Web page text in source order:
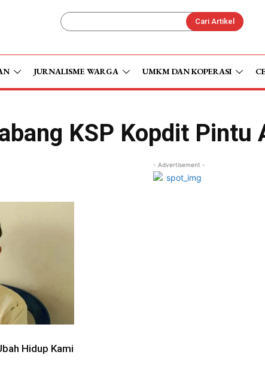
Cari Artikel
JURNALISME WARGA UMKM DAN KOPERASI
KSP Kopdit Pintu
- Advertisement -
Hidup Kami